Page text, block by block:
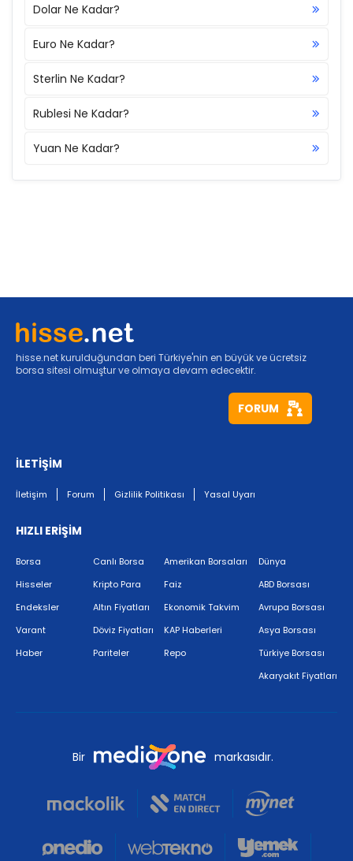
Dolar Ne Kadar?
Euro Ne Kadar?
Sterlin Ne Kadar?
Rublesi Ne Kadar?
Yuan Ne Kadar?
hisse.net kurulduğundan beri Türkiye'nin en büyük ve ücretsiz
borsa sitesi olmuştur ve olmaya devam edecektir.
FORUM
İLETİŞİM
İletişim Forum Gizlilik Politikası Yasal Uyarı
HIZLI ERİŞİM
Borsa
Hisseler
Endeksler
Varant
Haber
Canlı Borsa
Kripto Para
Altın Fiyatları
Döviz Fiyatları
Pariteler
Amerikan Borsaları
Faiz
Ekonomik Takvim
KAP Haberleri
Repo
Dünya
ABD Borsası
Avrupa Borsası
Asya Borsası
Türkiye Borsası
Akaryakıt Fiyatları
Bir markasıdır.